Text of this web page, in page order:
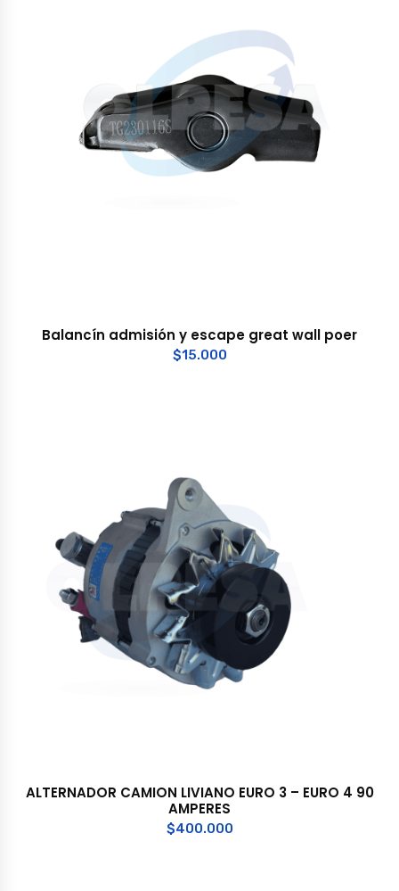
Balancín admisión y escape great wall poer
$15.000
ALTERNADOR CAMION LIVIANO EURO 3 – EURO 4 90
AMPERES
$400.000